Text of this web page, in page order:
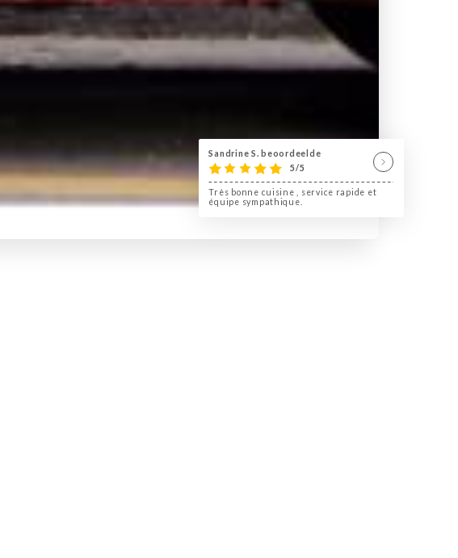
Sandrine S. beoordeelde
5/5
Très bonne cuisine , service rapide et
équipe sympathique.